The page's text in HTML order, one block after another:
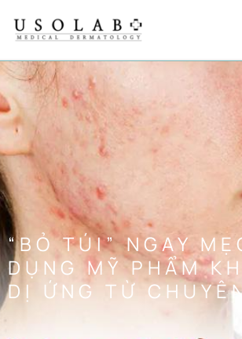
“BỎ TÚI” NGAY
DỤNG MỸ PHẨM
DỊ ỨNG TỪ